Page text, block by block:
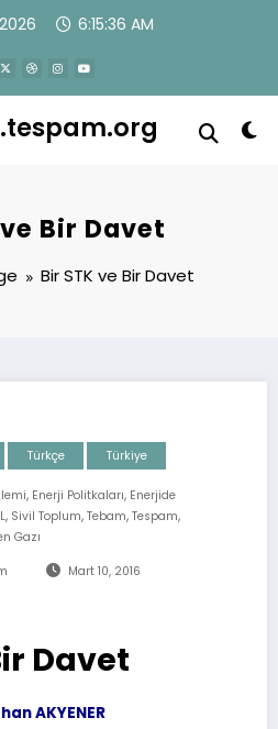
6:15:36 AM
Bir Davet
Bir STK ve Bir Davet
Türkçe Türkiye
, Enerji Politkaları, Enerjide
, Sivil Toplum, Tebam, Tespam,
Gazı
Mart 10, 2016
Davet
AKYENER